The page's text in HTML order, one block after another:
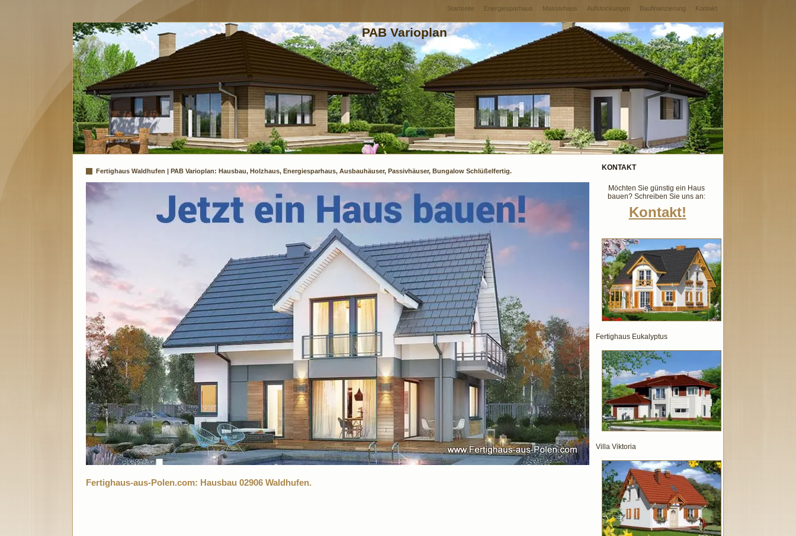
Startseite Energiesparhaus Massivhaus Aufstockungen Baufinanzierung Kontakt
PAB Varioplan
Fertighaus Waldhufen | PAB Varioplan: Hausbau, Holzhaus, Energiesparhaus, Ausbauhäuser, Passivhäuser, Bungalow Schlüßelfertig.
Fertighaus-aus-Polen.com: Hausbau 02906 Waldhufen.
KONTAKT
Möchten Sie günstig ein Haus
bauen? Schreiben Sie uns an:
Kontakt!
Fertighaus Eukalyptus
Villa Viktoria